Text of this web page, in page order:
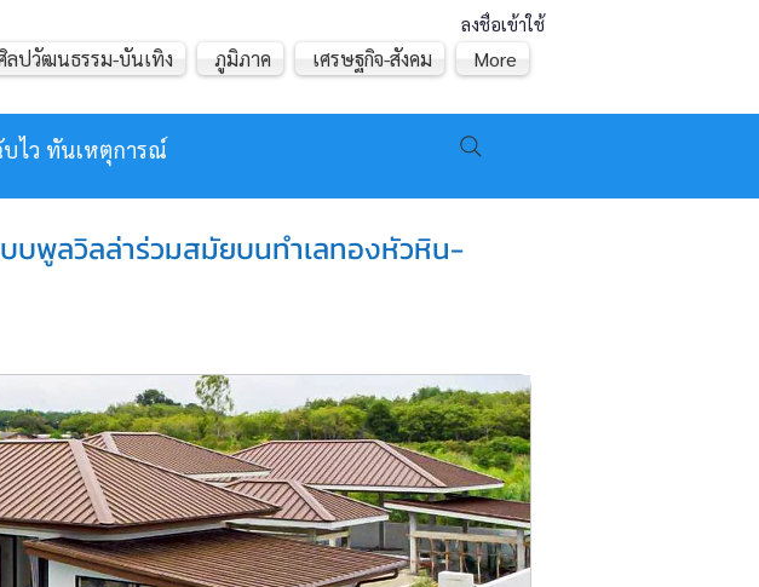
ลงชื่อเข้าใช้
บไว ทันเหตุการณ์
ลปวัฒนธรรม-บันเทิง ภูมิภาค เศรษฐกิจ-สังคม More
บบพูลวิลล่าร่วมสมัยบนทำเลทองหัวหิน-